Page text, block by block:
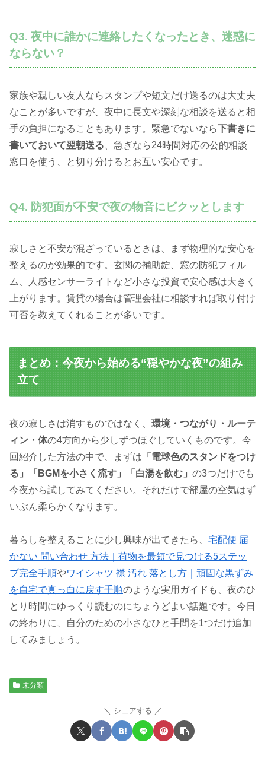
Q3. 夜中に誰かに連絡したくなったとき、迷惑に
ならない？
家族や親しい友人ならスタンプや短文だけ送るのは大丈夫
なことが多いですが、夜中に長文や深刻な相談を送ると相
手の負担になることもあります。緊急でないなら下書きに
書いておいて翌朝送る 、急ぎなら24時間対応の公的相談
窓口を使う、と切り分けるとお互い安心です。
Q4. 防犯面が不安で夜の物音にビクッとします
寂しさと不安が混ざっているときは、まず物理的な安心を
整えるのが効果的です。玄関の補助錠、窓の防犯フィル
ム、人感センサーライトなど小さな投資で安心感は大きく
上がります。賃貸の場合は管理会社に相談すれば取り付け
可否を教えてくれることが多いです。
まとめ：今夜から始める“穏やかな夜”の組み
立て
夜の寂しさは消すものではなく、 環境・つながり・ルーテ
ィン・体の4方向から少しずつほぐしていくものです。今
回紹介した方法の中で、まずは 「電球色のスタンドをつけ
る」「BGMを小さく流す」「白湯を飲む」 の3つだけでも
今夜から試してみてください。それだけで部屋の空気はず
いぶん柔らかくなります。
暮らしを整えることに少し興味が出てきたら、 宅配便 届
かない 問い合わせ 方法｜荷物を最短で見つける5ステッ
プ完全手順やワイシャツ 襟 汚れ 落とし方｜頑固な黒ずみ
を自宅で真っ白に戻す手順のような実用ガイドも、夜のひ
とり時間にゆっくり読むのにちょうどよい話題です。今日
の終わりに、自分のための小さなひと手間を1つだけ追加
してみましょう。
未分類
シェアする